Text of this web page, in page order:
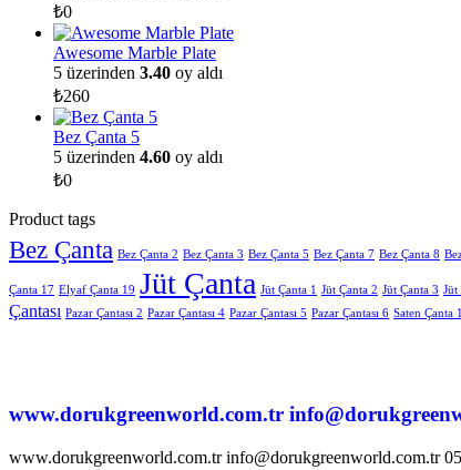
₺0
Awesome Marble Plate
5 üzerinden 3.40 oy aldı
₺260
Bez Çanta 5
5 üzerinden 4.60 oy aldı
₺0
Product tags
Bez Çanta Bez Çanta 2 Bez Çanta 3 Bez Çanta 5 Bez Çanta 7 Bez Çanta 8
Çanta 17 Elyaf Çanta 19 Jüt Çanta Jüt Çanta 1 Jüt Çanta 2 Jüt Çanta 3 Jüt
Çantası Pazar Çantası 2 Pazar Çantası 4 Pazar Çantası 5 Pazar Çantası 6 Saten Çanta 1
www.dorukgreenworld.com.tr
www.dorukgreenworld.com.tr info@dorukgreenworld.com.tr